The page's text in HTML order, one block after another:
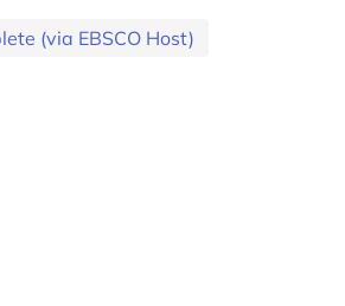
(via EBSCO Host)